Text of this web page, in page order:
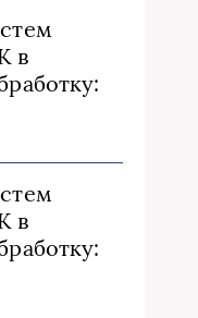
в
в